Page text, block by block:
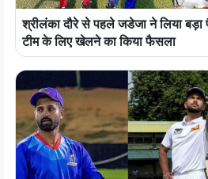
श्रीलंका दौरे से पहले जडेजा ने लिया बड़ा
टीम के लिए खेलने का किया फैसला